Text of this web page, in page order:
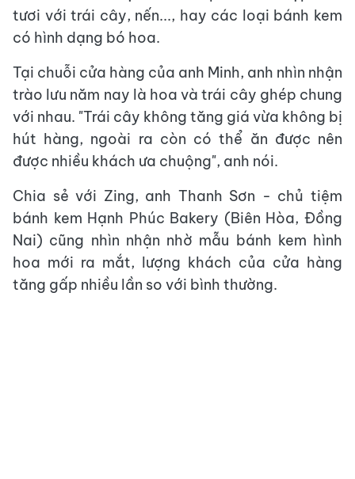
tươi với trái cây, nến..., hay các loại bánh kem
có hình dạng bó hoa.
Tại chuỗi cửa hàng của anh Minh, anh nhìn nhận
trào lưu năm nay là hoa và trái cây ghép chung
với nhau. "Trái cây không tăng giá vừa không bị
hút hàng, ngoài ra còn có thể ăn được nên
được nhiều khách ưa chuộng", anh nói.
Chia sẻ với Zing, anh Thanh Sơn - chủ tiệm
bánh kem Hạnh Phúc Bakery (Biên Hòa, Đồng
Nai) cũng nhìn nhận nhờ mẫu bánh kem hình
hoa mới ra mắt, lượng khách của cửa hàng
tăng gấp nhiều lần so với bình thường.